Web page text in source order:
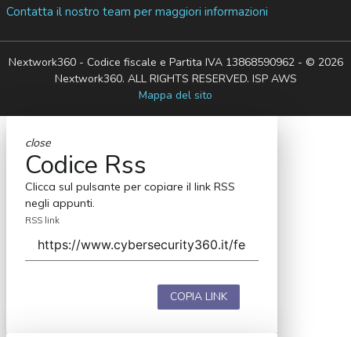
Contatta il nostro team per maggiori informazioni
Nextwork360 - Codice fiscale e Partita IVA 13868590962 - © 2026
Nextwork360. ALL RIGHTS RESERVED. ISP AWS
Mappa del sito
close
Codice Rss
Clicca sul pulsante per copiare il link RSS
negli appunti.
RSS link
COPIA LINK